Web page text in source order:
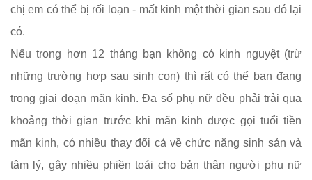
chị em có thể bị rối loạn - mất kinh một thời gian sau đó lại
có.
Nếu trong hơn 12 tháng bạn không có kinh nguyệt (trừ
những trường hợp sau sinh con) thì rất có thể bạn đang
trong giai đoạn mãn kinh. Đa số phụ nữ đều phải trải qua
khoảng thời gian trước khi mãn kinh được gọi tuổi tiền
mãn kinh, có nhiều thay đổi cả về chức năng sinh sản và
tâm lý, gây nhiều phiền toái cho bản thân người phụ nữ